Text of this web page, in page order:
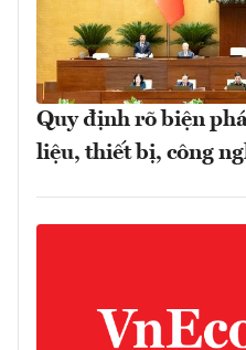
Quy định rõ biện
liệu, thiết bị, công